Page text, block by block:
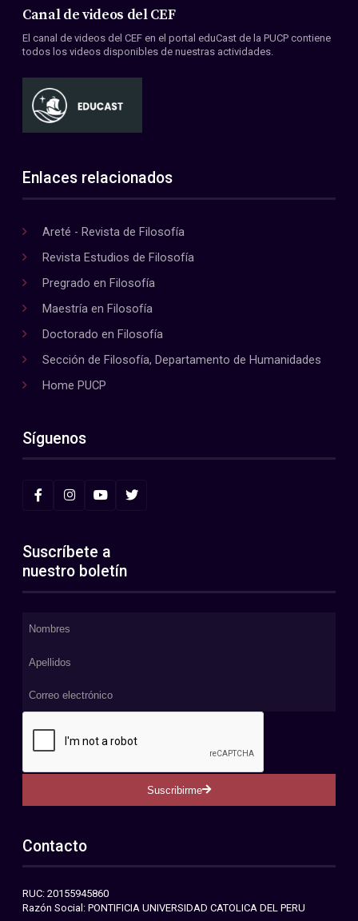
Canal de videos del CEF
El canal de videos del CEF en el portal eduCast de la PUCP contiene
todos los videos disponibles de nuestras actividades.
Enlaces relacionados
Areté - Revista de Filosofía
Revista Estudios de Filosofía
Pregrado en Filosofía
Maestría en Filosofía
Doctorado en Filosofía
Sección de Filosofía, Departamento de Humanidades
Home PUCP
Síguenos
Suscríbete a
nuestro boletín
Suscribirme
Contacto
RUC: 20155945860
Razón Social: PONTIFICIA UNIVERSIDAD CATOLICA DEL PERU